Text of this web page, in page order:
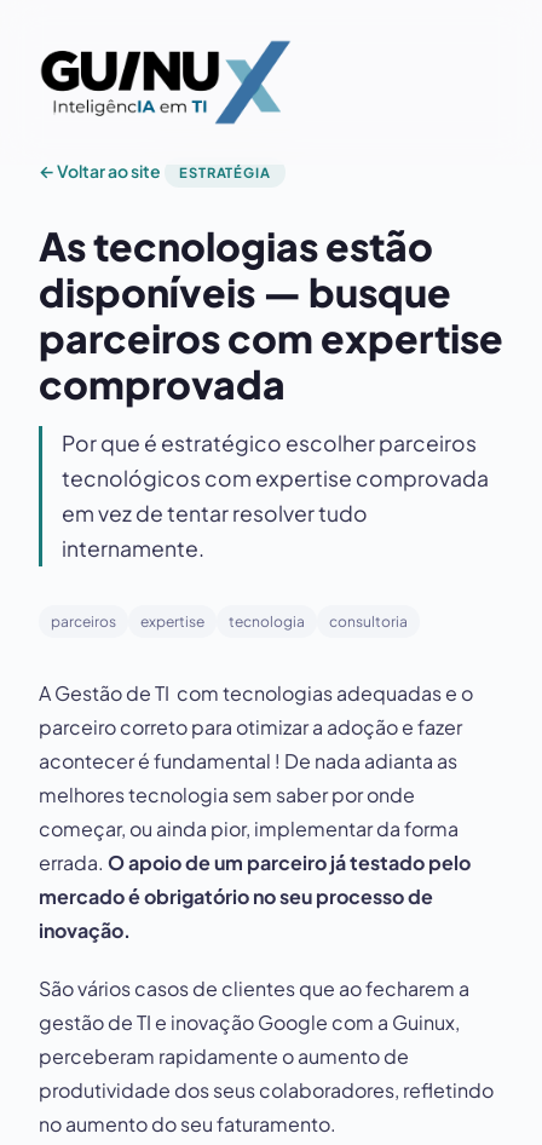
← Voltar ao site ESTRATÉGIA
As tecnologias estão
disponíveis — busque
parceiros com expertise
comprovada
Por que é estratégico escolher parceiros
tecnológicos com expertise comprovada
em vez de tentar resolver tudo
internamente.
parceiros expertise tecnologia consultoria
A Gestão de TI com tecnologias adequadas e o
parceiro correto para otimizar a adoção e fazer
acontecer é fundamental ! De nada adianta as
melhores tecnologia sem saber por onde
começar, ou ainda pior, implementar da forma
errada. O apoio de um parceiro já testado pelo
mercado é obrigatório no seu processo de
inovação.
São vários casos de clientes que ao fecharem a
gestão de TI e inovação Google com a Guinux,
perceberam rapidamente o aumento de
produtividade dos seus colaboradores, refletindo
no aumento do seu faturamento.